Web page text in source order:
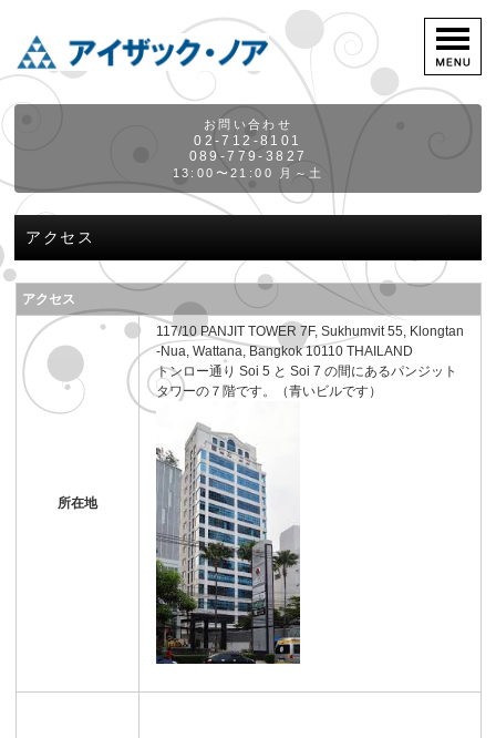
お問い合わせ
02-712-8101
089-779-3827
13:00〜21:00 月～土
アクセス
アクセス
所在地
117/10 PANJIT TOWER 7F, Sukhumvit 55, Klongtan
-Nua, Wattana, Bangkok 10110 THAILAND
トンロー通り Soi 5 と Soi 7 の間にあるパンジット
タワーの７階です。（青いビルです）